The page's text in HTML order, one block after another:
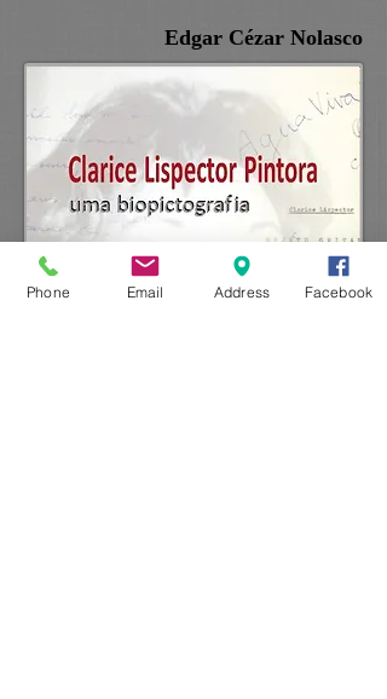
Edgar Cézar Nolasco
Phone Email Address Facebook